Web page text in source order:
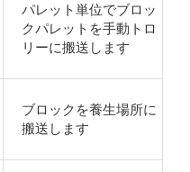
パレット単位でブロッ
クパレットを手動トロ
リーに搬送します
ブロックを養生場所に
搬送します